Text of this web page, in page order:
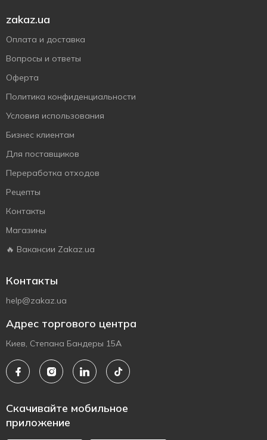
zakaz.ua
Оплата и доставка
Вопросы и ответы
Оферта
Политика конфиденциальности
Условия использования
Бизнес клиентам
Для поставщиков
Переработка отходов
Рецепты
Контакты
Магазины
🔥 Вакансии Zakaz.ua
Контакты
help@zakaz.ua
Адрес торгового центра
Киев, Степана Бандеры 15А
Скачивайте мобильное
приложение